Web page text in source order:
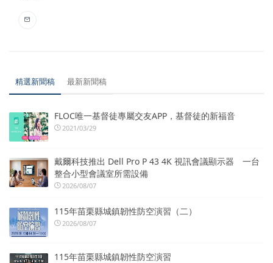
精選新聞稿 最新新聞稿
FLOC唯一基督徒專屬交友APP，基督徒的新福音
2021/03/29
戴爾科技推出 Dell Pro P 43 4K 視訊會議顯示器 一台
整合小型會議室所需設備
2026/08/07
115年苗栗縣城鎮韌性防空演習（二）
2026/08/07
115年苗栗縣城鎮韌性防空演習